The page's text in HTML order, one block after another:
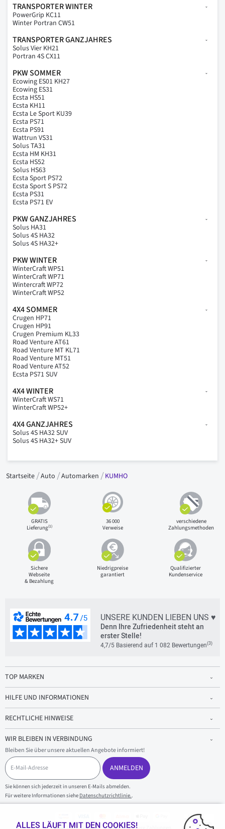
TRANSPORTER WINTER
PowerGrip KC11
Winter Portran CW51
TRANSPORTER GANZJAHRES
Solus Vier KH21
Portran 4S CX11
PKW SOMMER
Ecowing ES01 KH27
Ecowing ES31
Ecsta HS51
Ecsta KH11
Ecsta Le Sport KU39
Ecsta PS71
Ecsta PS91
Wattrun VS31
Solus TA31
Ecsta HM KH31
Ecsta HS52
Solus HS63
Ecsta Sport PS72
Ecsta Sport S PS72
Ecsta PS31
Ecsta PS71 EV
PKW GANZJAHRES
Solus HA31
Solus 4S HA32
Solus 4S HA32+
PKW WINTER
WinterCraft WP51
WinterCraft WP71
Wintercraft WP72
WinterCraft WP52
4X4 SOMMER
Crugen HP71
Crugen HP91
Crugen Premium KL33
Road Venture AT61
Road Venture MT KL71
Road Venture MT51
Road Venture AT52
Ecsta PS71 SUV
4X4 WINTER
WinterCraft WS71
WinterCraft WP52+
4X4 GANZJAHRES
Solus 4S HA32 SUV
Solus 4S HA32+ SUV
Startseite Auto Automarken KUMHO
GRATIS
Lieferung(1)
36 000
Verweise
verschiedene
Zahlungsmethoden
Sichere
Webseite
& Bezahlung
Niedrigpreise
garantiert
Qualifizierter
Kundenservice
UNSERE KUNDEN LIEBEN UNS ♥
Denn Ihre Zufriedenheit steht an
erster Stelle!
4,7/5 Basierend auf 1 082 Bewertungen(3)
TOP MARKEN
HILFE UND INFORMATIONEN
RECHTLICHE HINWEISE
WIR BLEIBEN IN VERBINDUNG
Bleiben Sie über unsere aktuellen Angebote informiert!
E
-
M
a
i
l
ANMELDEN
Sie können sich jederzeit in unseren E-Mails abmelden.
Für weitere Informationen siehe Datenschutzrichtlinie..
ALLES LÄUFT MIT DEN COOKIES!